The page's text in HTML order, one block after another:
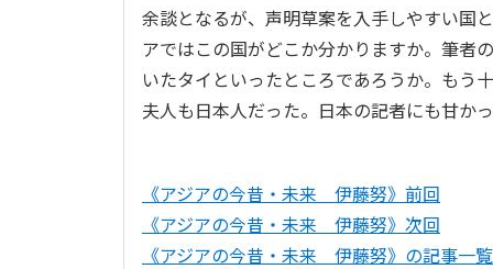
余談となるが、声明草案を入手しやすい国
アではこの国がどこか分かりますか。筆者
いたタイといったところであろうか。もう
夫人も日本人だった。日本の記者にも甘か
《アジアの今昔・未来 伊藤努》前回
《アジアの今昔・未来 伊藤努》次回
《アジアの今昔・未来 伊藤努》の記事一覧